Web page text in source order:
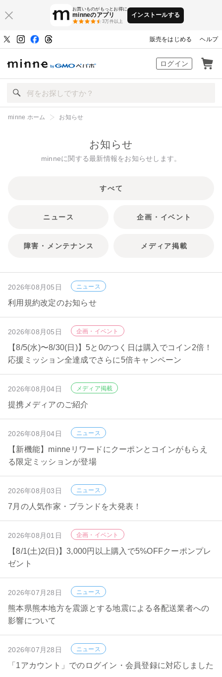
お買いものがもっとお得に
minneのアプリ
3万件以上
インストールする
販売をはじめる ヘルプ
ハンドメイドマーケット minne（ミン
ログイン
minne ホーム お知らせ
お知らせ
minneに関する最新情報をお知らせします。
すべて
ニュース 企画・イベント
障害・メンテナンス メディア掲載
2026年08月05日 ニュース
利用規約改定のお知らせ
2026年08月05日 企画・イベント
【8/5(水)〜8/30(日)】5と0のつく日は購入でコイン2倍！
応援ミッション全達成でさらに5倍キャンペーン
2026年08月04日 メディア掲載
提携メディアのご紹介
2026年08月04日 ニュース
【新機能】minneリワードにクーポンとコインがもらえ
る限定ミッションが登場
2026年08月03日 ニュース
7月の人気作家・ブランドを大発表！
2026年08月01日 企画・イベント
【8/1(土)2(日)】3,000円以上購入で5%OFFクーポンプレ
ゼント
2026年07月28日 ニュース
熊本県熊本地方を震源とする地震による各配送業者への
影響について
2026年07月28日 ニュース
「1アカウント」でのログイン・会員登録に対応しました